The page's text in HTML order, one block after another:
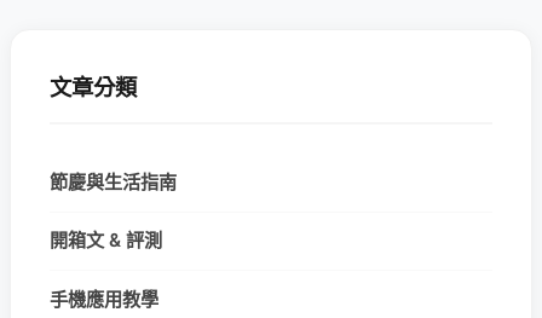
文章分類
節慶與生活指南
開箱文 & 評測
手機應用教學